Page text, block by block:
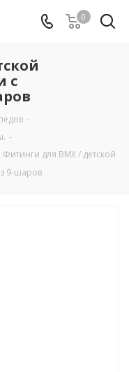
0
с
-
-
Фитинги для BMX / детской
9-шаров